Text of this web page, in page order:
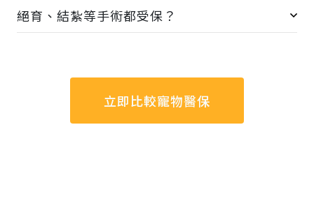
絕育、結紮等手術都受保？
立即比較寵物醫保